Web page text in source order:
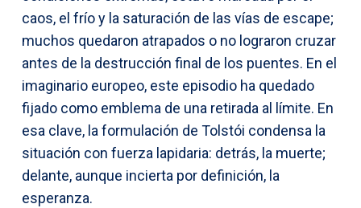
caos, el frío y la saturación de las vías de escape;
muchos quedaron atrapados o no lograron cruzar
antes de la destrucción final de los puentes. En el
imaginario europeo, este episodio ha quedado
fijado como emblema de una retirada al límite. En
esa clave, la formulación de Tolstói condensa la
situación con fuerza lapidaria: detrás, la muerte;
delante, aunque incierta por definición, la
esperanza.